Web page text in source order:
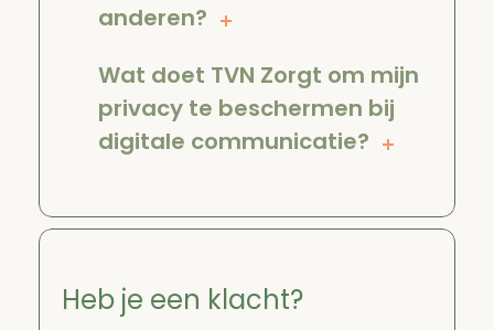
anderen?
Wat doet TVN Zorgt om mijn
privacy te beschermen bij
digitale communicatie?
Heb je een klacht?